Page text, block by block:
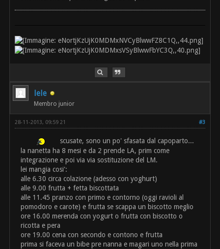
lele
Membro junior
#3
28-11-2013, 09:59 21
scusate, sono un po' sfasata dal capoparto...
la nanetta ha 8 mesi e da 2 prende LA, prim come
integrazione e poi via via sostituzione del LM.
lei mangia cosi':
alle 6.30 circa colazione (adesso con yoghurt)
alle 9.00 frutta + fetta biscottata
alle 11.45 pranzo con primo e contorno (oggi ravioli al
pomodoro e carote) e frutta se scappa un biscotto meglio
ore 16.00 merenda con yogurt o frutta con biscotto o
ricotta e pera
ore 19.00 cena con secondo e contono e frutta
prima si faceva un bibe pre nanna e magari uno nella prima